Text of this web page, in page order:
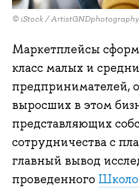
© iStock / ArtistGNDphotography
Маркетплейсы
класс малых и
предпринимателей,
выросших в этом
представляющих
сотрудничества с
главный вывод
проведенного